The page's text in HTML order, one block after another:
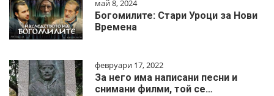
май 8, 2024
Богомилите: Стари Уроци за Нови
Времена
февруари 17, 2022
За него има написани песни и
снимани филми, той се…